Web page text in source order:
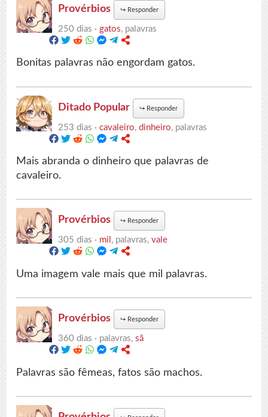
Provérbios ↪ Responder
250 dias ·gatos, palavras
Bonitas palavras não engordam gatos.
Ditado Popular ↪ Responder
253 dias ·cavaleiro,dinheiro, palavras
Mais abranda o dinheiro que palavras de
cavaleiro.
Provérbios ↪ Responder
305 dias · mil , palavras,vale
Uma imagem vale mais que mil palavras.
Provérbios ↪ Responder
360 dias · palavras,sã
Palavras são fêmeas, fatos são machos.